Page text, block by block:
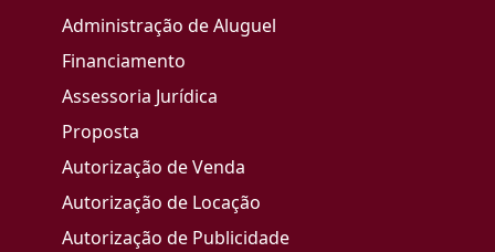
Administração de Aluguel
Financiamento
Assessoria Jurídica
Proposta
Autorização de Venda
Autorização de Locação
Autorização de Publicidade